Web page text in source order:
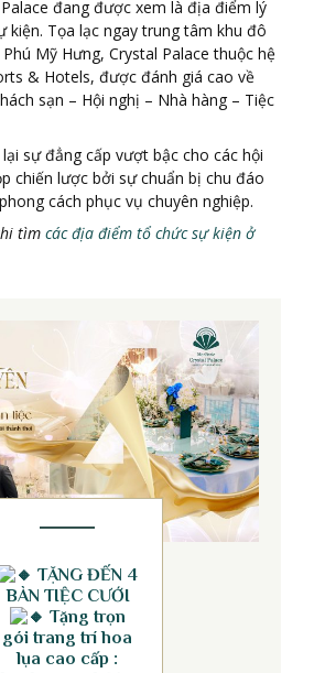
đang được xem là địa điểm lý
kiện. Tọa lạc ngay trung tâm khu đô
Mỹ Hưng, Crystal Palace thuộc hệ
& Hotels, được đánh giá cao về
sạn – Hội nghị – Nhà hàng – Tiệc
sự đẳng cấp vượt bậc cho các hội
chiến lược bởi sự chuẩn bị chu đáo
cách phục vụ chuyên nghiệp.
tìm các địa điểm tổ chức sự kiện ở
TẶNG ĐẾN 4
BÀN TIỆC CƯỚI
Tặng trọn
gói trang trí hoa
lụa cao cấp :